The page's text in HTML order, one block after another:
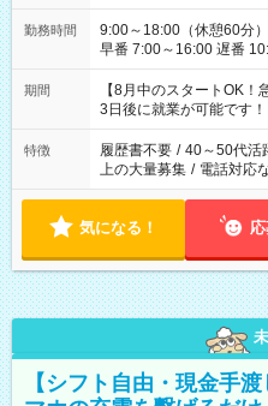
勤務時間
9:00～18:00（休憩60分） ■ご希望があれば下記シフトもOK！
早番 7:00～16:00 遅番
と休みを合わせたい」
「できれば残業はした
ね。 ※Wワーク希望の方へ 今ご覧のお仕事で希望する勤務時間
と、もう1つのお仕事の
合は応募できません。
期間
【8月中のスタートOK
3日後に就業が可能です！
特徴 履歴書不要 / 40～50代活
上の大量募集 / 電話対応
気になる！
【シフト自由・現金手